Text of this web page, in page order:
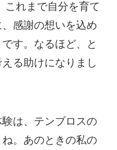
これまで自分を育て
感謝の想いを込め
す。なるほど、と
る助けになりまし
験は、テンブロスの
。あのときの私の